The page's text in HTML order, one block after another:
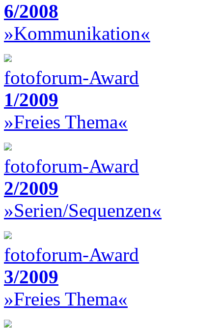
6/2008
»Kommunikation«
fotoforum-Award
1/2009
»Freies Thema«
fotoforum-Award
2/2009
»Serien/Sequenzen«
fotoforum-Award
3/2009
»Freies Thema«